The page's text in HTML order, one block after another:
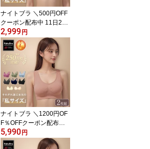
ナイトブラ ＼500円OFF
クーポン配布中 11日2
3：59まで／ 【単品】 6
タイプ単品 育乳 ブラジ
ャー 育乳 ノンワイヤー
ブラ 脇高 昼夜兼用 下着
スポーツブラ 無地 痛く
ない 楽 ナイトブラ 一体
型 春 夏 母の日 プレミー
ナ 『ラクブラ24 』 送料
無料 RP
2,999円
ナイトブラ ＼1200円OF
F％OFFクーポン配布中 1
1日23：59まで／ 【 選
べる2枚組 & 返品 交換保
5,990円